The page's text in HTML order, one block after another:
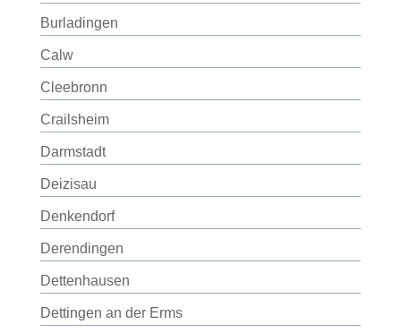
Burladingen
Calw
Cleebronn
Crailsheim
Darmstadt
Deizisau
Denkendorf
Derendingen
Dettenhausen
Dettingen an der Erms